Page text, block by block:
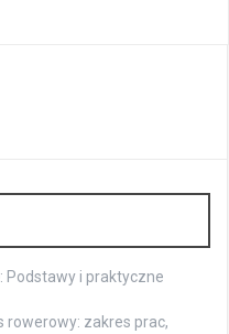
Podstawy i praktyczne
rowerowy: zakres prac,